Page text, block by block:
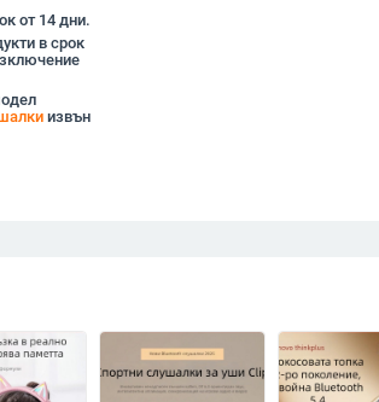
от 14 дни.
в срок
извън